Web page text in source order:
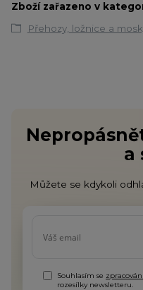
Zboží zařazeno v
Přehozy, ložnice a
a
Můžete se kdykoli
Souhlasím se
rozesílky newsletteru.